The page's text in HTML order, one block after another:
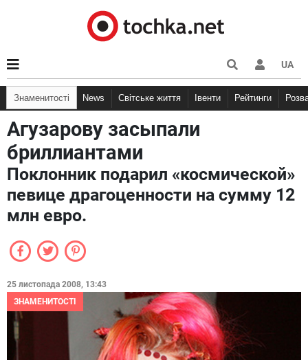
UA
Знаменитості News Світське життя Івенти Рейтинги
Агузарову засыпали
бриллиантами
Поклонник подарил «космической»
певице драгоценности на сумму 12
млн евро.
25 листопада 2008, 13:43
ЗНАМЕНИТОСТІ